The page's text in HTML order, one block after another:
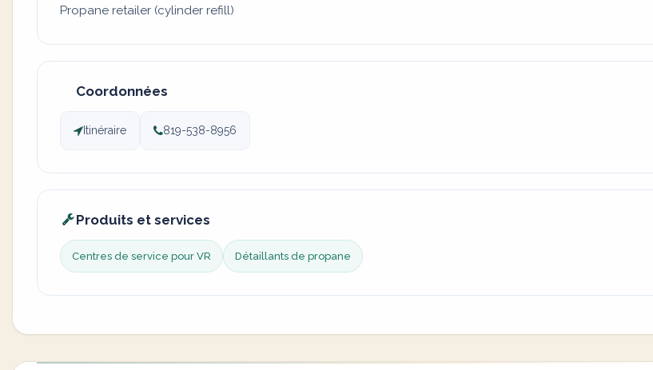
Propane retailer (cylinder refill)
Coordonnées
Itinéraire 819-538-8956
Produits et services
Centres de service pour VR Détaillants de propane